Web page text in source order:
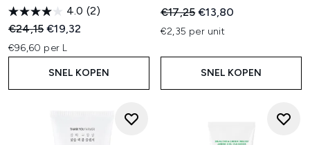
4.0 (2)
Recommended Retail Price:
€24,15Huidige prijs:
€19,32
€96,60 per L
SNEL KOPEN
Recommended Retail Price:
€17,25Huidige prijs:
€13,80
€2,35 per unit
SNEL KOPEN